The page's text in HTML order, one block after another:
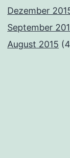
Dezember
September
August 2015